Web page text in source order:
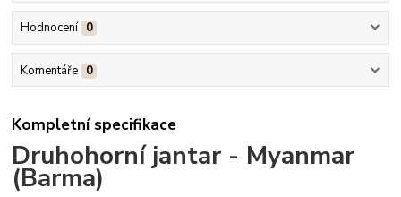
Hodnocení 0
Komentáře 0
Kompletní specifikace
Druhohorní jantar - Myanmar
(Barma)